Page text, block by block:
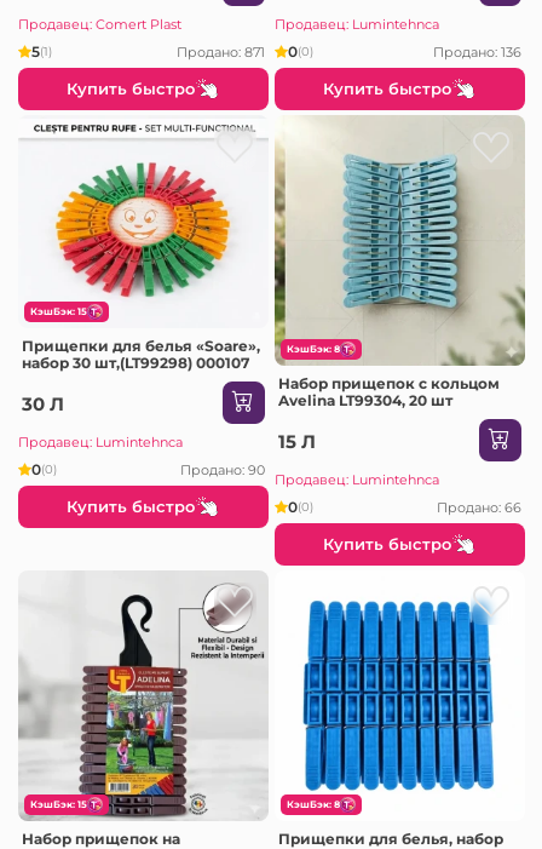
Продавец: Comert Plast
5(1) Продано: 871
Купить быстро
Продавец: Lumintehnca
0(0) Продано: 136
Купить быстро
КэшБэк: 15
Прищепки для белья «Soare»,
набор 30 шт,(LT99298) 000107
30 Л
Продавец: Lumintehnca
0(0) Продано: 90
Купить быстро
КэшБэк: 8
Набор прищепок с кольцом
Avelina LT99304, 20 шт
15 Л
Продавец: Lumintehnca
0(0) Продано: 66
Купить быстро
КэшБэк: 15
Набор прищепок на
КэшБэк: 8
Прищепки для белья, набор